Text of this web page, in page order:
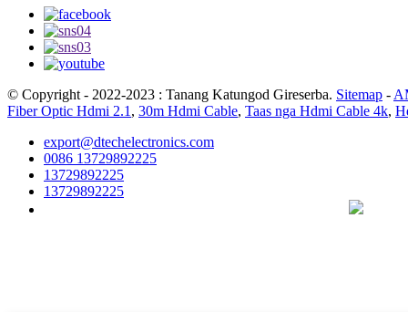
© Copyright - 2022-2023 : Tanang Katungod Gireserba. Sitemap -
Fiber Optic Hdmi 2.1 , 30m Hdmi Cable, Taas nga Hdmi Cable 4k,
export@dtechelectronics.com
0086 13729892225
13729892225
13729892225